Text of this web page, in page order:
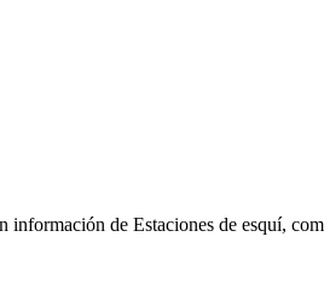
información de Estaciones de esquí,